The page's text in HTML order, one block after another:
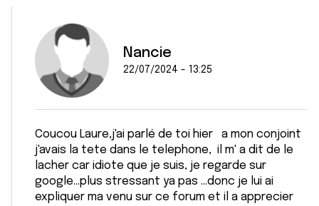
Nancie
22/07/2024 - 13:25
Coucou Laure,j'ai parlé de toi hier a mon conjoint
j'avais la tete dans le telephone, il m' a dit de le
lacher car idiote que je suis, je regarde sur
google...plus stressant ya pas ...donc je lui ai
expliquer ma venu sur ce forum et il a apprecier